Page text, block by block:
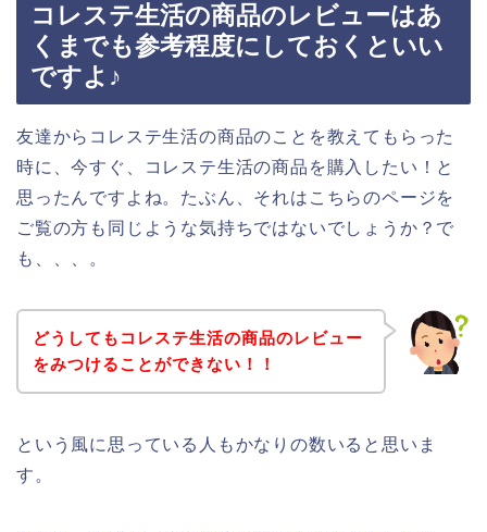
コレステ生活の商品のレビューはあ
くまでも参考程度にしておくといい
ですよ♪
友達からコレステ生活の商品のことを教えてもらった
時に、今すぐ、コレステ生活の商品を購入したい！と
思ったんですよね。たぶん、それはこちらのページを
ご覧の方も同じような気持ちではないでしょうか？で
も、、、。
どうしてもコレステ生活の商品のレビュー
をみつけることができない！！
という風に思っている人もかなりの数いると思いま
す。